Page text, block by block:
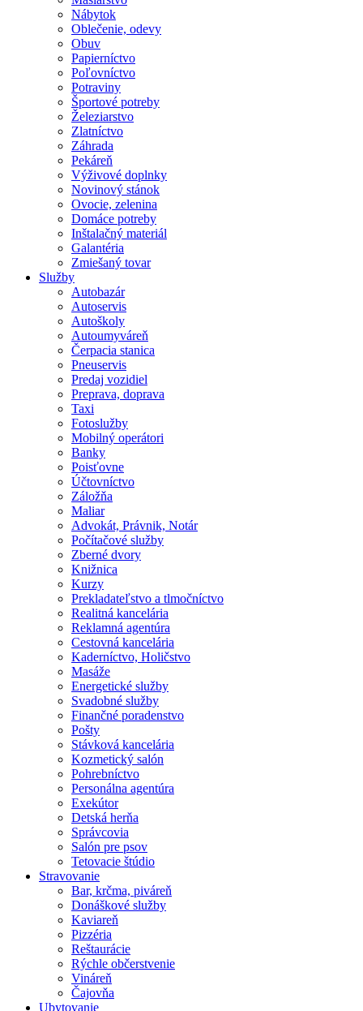
Nábytok
Oblečenie, odevy
Obuv
Papierníctvo
Poľovníctvo
Potraviny
Športové potreby
Železiarstvo
Zlatníctvo
Záhrada
Pekáreň
Výživové doplnky
Novinový stánok
Ovocie, zelenina
Domáce potreby
Inštalačný materiál
Galantéria
Zmiešaný tovar
Služby
Autobazár
Autoservis
Autoškoly
Autoumyváreň
Čerpacia stanica
Pneuservis
Predaj vozidiel
Preprava, doprava
Taxi
Fotoslužby
Mobilný operátori
Banky
Poisťovne
Účtovníctvo
Záložňa
Maliar
Advokát, Právnik, Notár
Počítačové služby
Zberné dvory
Knižnica
Kurzy
Prekladateľstvo a tlmočníctvo
Realitná kancelária
Reklamná agentúra
Cestovná kancelária
Kaderníctvo, Holičstvo
Masáže
Energetické služby
Svadobné služby
Finančné poradenstvo
Pošty
Stávková kancelária
Kozmetický salón
Pohrebníctvo
Personálna agentúra
Exekútor
Detská herňa
Správcovia
Salón pre psov
Tetovacie štúdio
Stravovanie
Bar, krčma, piváreň
Donáškové služby
Kaviareň
Pizzéria
Reštaurácie
Rýchle občerstvenie
Vináreň
Čajovňa
Ubytovanie